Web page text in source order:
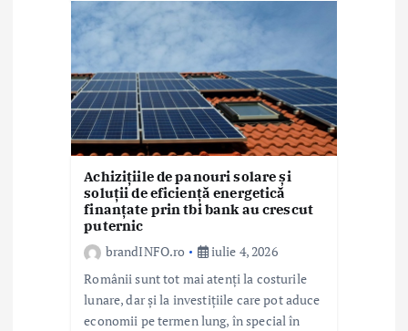
Achizițiile de panouri solare și
soluții de eficiență energetică
finanțate prin tbi bank au crescut
puternic
brandINFO.ro
iulie 4, 2026
Românii sunt tot mai atenți la costurile
lunare, dar și la investițiile care pot aduce
economii pe termen lung, în special în